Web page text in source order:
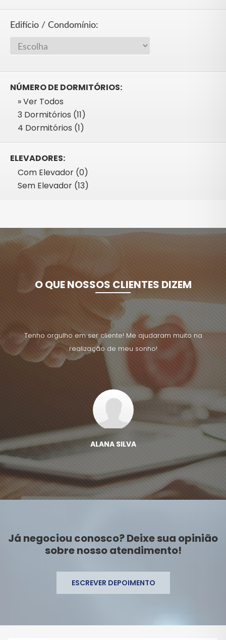
Edifício / Condomínio:
NÚMERO DE DORMITÓRIOS:
» Ver Todos
3 Dormitórios (11)
4 Dormitórios (1)
ELEVADORES:
Com Elevador (0)
Sem Elevador (13)
O QUE NOSSOS CLIENTES DIZEM
na Tenho orgulho em ser cliente! Me ajudaram muito na
realização de meu sonho!
ALANA SILVA
Já negociou conosco? Deixe sua opinião
sobre nosso atendimento!
ESCREVER DEPOIMENTO